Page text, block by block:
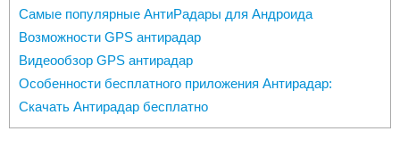
Самые популярные АнтиРадары для Андроида
Возможности GPS антирадар
Видеообзор GPS антирадар
Особенности бесплатного приложения Антирадар:
Скачать Антирадар бесплатно